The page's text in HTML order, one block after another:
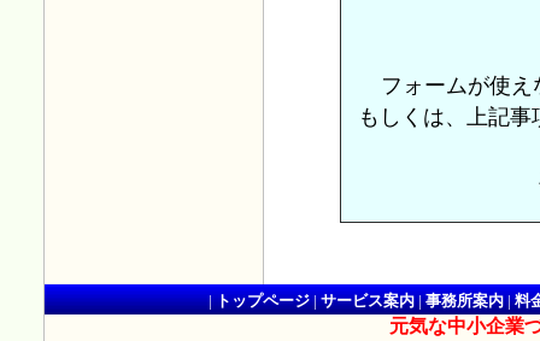
した。
平成27年9月
実務blogに
に報酬を払
フォームが使
もしくは、上記
| トップページ | サービス案内 | 事務所案内 | 料
元気な中小企業